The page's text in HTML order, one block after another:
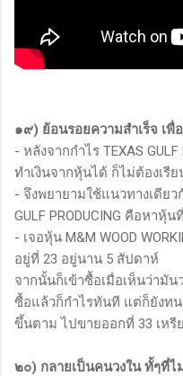
๑๙) ย้อนรอยความสำเร็จ เพื่
- หลังจากกำไร TEXAS
ทำเงินจากหุ้นได้ ก็ไม่ต้องเรี
- จึงพยายามใช้แนวทางเดีย
GULF PRODUCING คือหาหุ้
- เจอหุ้น M&M WOOD
อยู่ที่ 23 อยู่นาน 5 สัปดาห์
จากนั้นก็เข้าซื้อเมื่อเห็นว่ามั
ซื้อแล้วก็กำไรทันที แต่ก็ยังท
ขึ้นตาม ไปขายออกที่ 33 เหรี
๒๐) กลายเป็นคนวงใน ทั้ๆที่ไ